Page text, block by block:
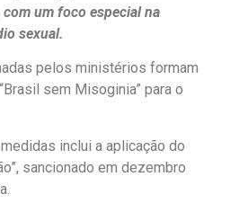
um foco especial na
sexual.
pelos ministérios formam
sem Misoginia” para o
inclui a aplicação do
sancionado em dezembro